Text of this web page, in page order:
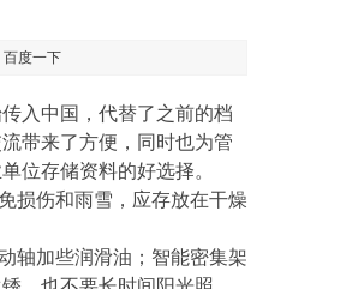
百度一下
入中国，代替了之前的档
带来了方便，同时也为管
位存储资料的好选择。
损伤和雨雪，应存放在干燥
轴加些润滑油；智能密集架